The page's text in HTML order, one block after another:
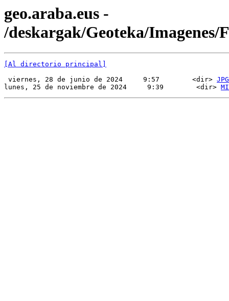
geo.araba.eus -
/deskargak/Geoteka/Imagenes/
[Al directorio principal]
viernes, 28 de junio de 2024     9:57        <dir> JPG
lunes, 25 de noviembre de 2024     9:39        <dir>